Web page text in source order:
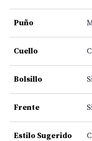
Puño
Cuello
Bolsillo
Frente
Estilo Sugerido